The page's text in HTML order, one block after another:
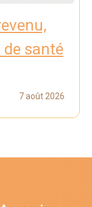
santé
7 août 2026